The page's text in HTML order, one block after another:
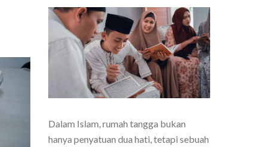
Dalam Islam, rumah tangga bukan
hanya penyatuan dua hati, tetapi sebuah